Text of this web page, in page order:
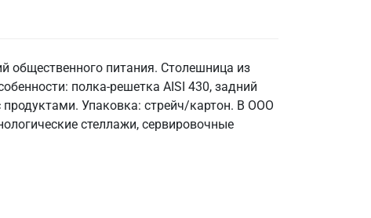
общественного питания. Столешница из
полка-решетка AISI 430, задний
Упаковка: стрейч/картон. В ООО
стеллажи, сервировочные